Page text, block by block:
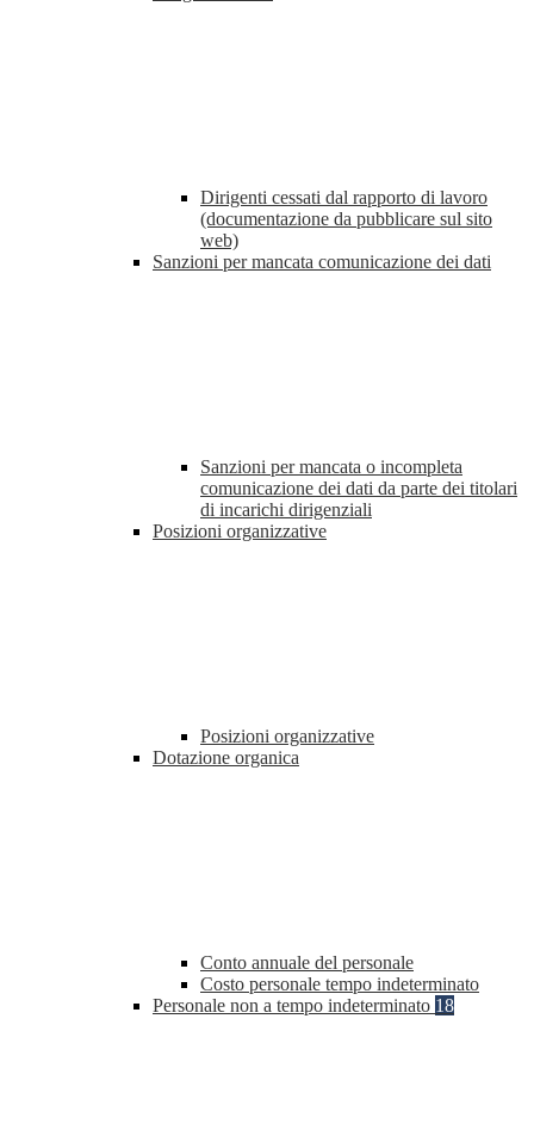
Dirigenti cessati dal rapporto di lavoro
(documentazione da pubblicare sul sito
web)
Sanzioni per mancata comunicazione dei dati
Sanzioni per mancata o incompleta
comunicazione dei dati da parte dei titolari
di incarichi dirigenziali
Posizioni organizzative
Posizioni organizzative
Dotazione organica
Conto annuale del personale
Costo personale tempo indeterminato
Personale non a tempo indeterminato 18